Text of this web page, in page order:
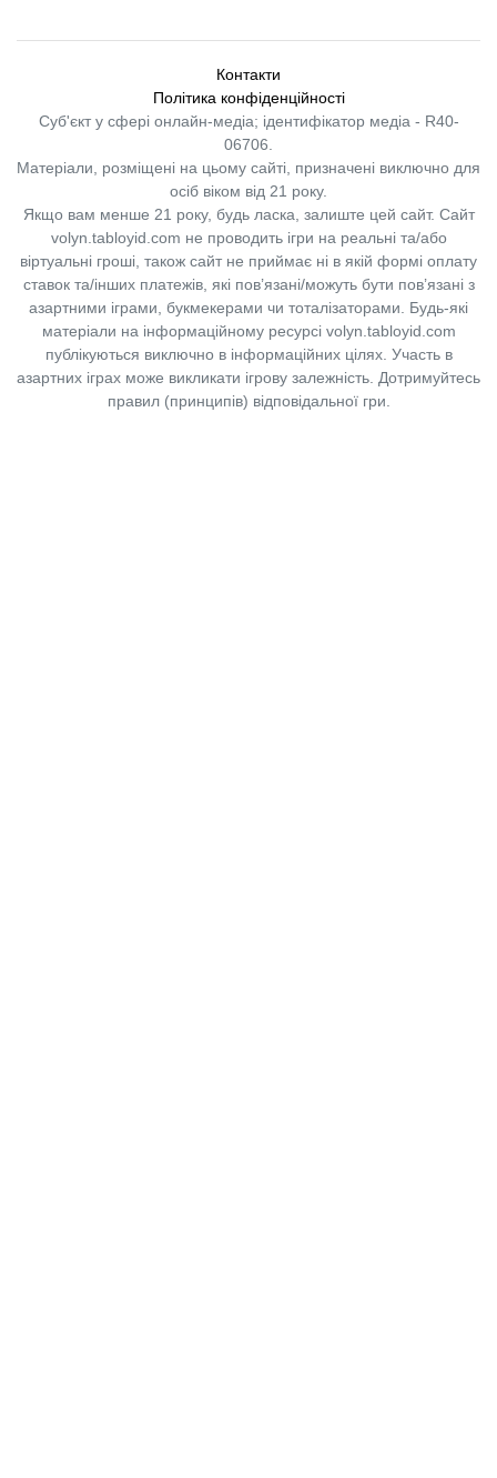
Контакти
Політика конфіденційності
Суб'єкт у сфері онлайн-медіа; ідентифікатор медіа - R40-
06706.
Матеріали, розміщені на цьому сайті, призначені виключно для
осіб віком від 21 року.
Якщо вам менше 21 року, будь ласка, залиште цей сайт. Сайт
volyn.tabloyid.com не проводить ігри на реальні та/або
віртуальні гроші, також сайт не приймає ні в якій формі оплату
ставок та/інших платежів, які пов’язані/можуть бути пов’язані з
азартними іграми, букмекерами чи тоталізаторами. Будь-які
матеріали на інформаційному ресурсі volyn.tabloyid.com
публікуються виключно в інформаційних цілях. Участь в
азартних іграх може викликати ігрову залежність. Дотримуйтесь
правил (принципів) відповідальної гри.